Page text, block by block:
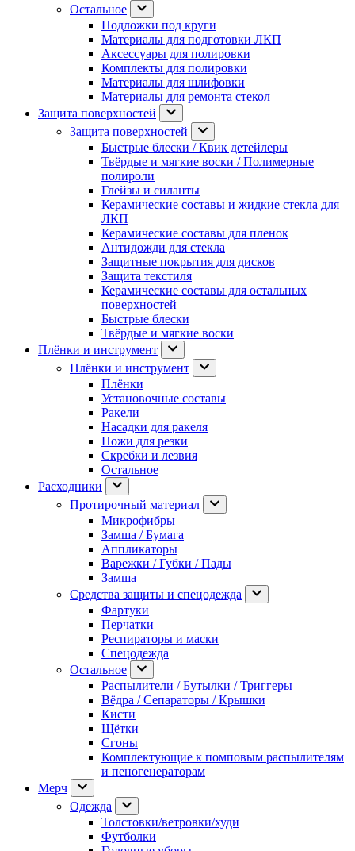
Остальное
Подложки под круги
Материалы для подготовки ЛКП
Аксессуары для полировки
Комплекты для полировки
Материалы для шлифовки
Материалы для ремонта стекол
Защита поверхностей
Защита поверхностей
Быстрые блески / Квик детейлеры
Твёрдые и мягкие воски / Полимерные
полироли
Глейзы и силанты
Керамические составы и жидкие стекла для
ЛКП
Керамические составы для пленок
Антидожди для стекла
Защитные покрытия для дисков
Защита текстиля
Керамические составы для остальных
поверхностей
Быстрые блески
Твёрдые и мягкие воски
Плёнки и инструмент
Плёнки и инструмент
Плёнки
Установочные составы
Ракели
Насадки для ракеля
Ножи для резки
Скребки и лезвия
Остальное
Расходники
Протирочный материал
Микрофибры
Замша / Бумага
Аппликаторы
Варежки / Губки / Пады
Замша
Средства защиты и спецодежда
Фартуки
Перчатки
Респираторы и маски
Спецодежда
Остальное
Распылители / Бутылки / Триггеры
Вёдра / Сепараторы / Крышки
Кисти
Щётки
Сгоны
Комплектующие к помповым распылителям
и пеногенераторам
Мерч
Одежда
Толстовки/ветровки/худи
Футболки